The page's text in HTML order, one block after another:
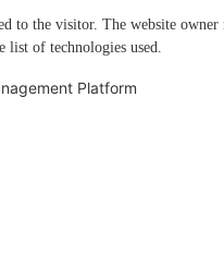
to the visitor. The website owner
list of technologies used.
Platform